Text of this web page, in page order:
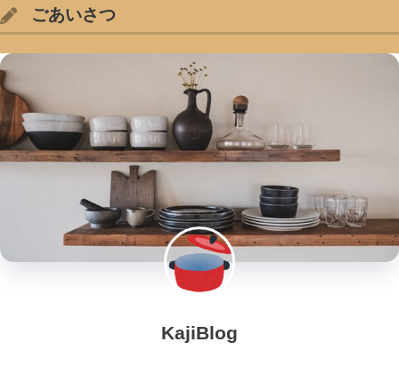
ごあいさつ
KajiBlog